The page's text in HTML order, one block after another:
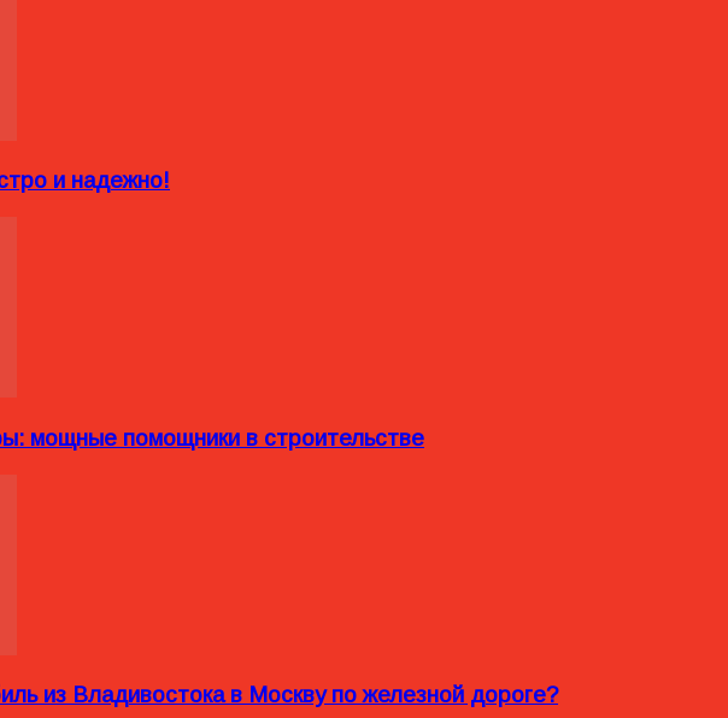
и надежно!
мощные помощники в строительстве
из Владивостока в Москву по железной дороге?